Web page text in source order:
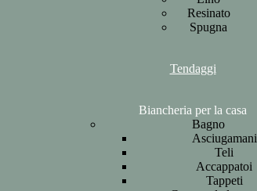
Resinato
Spugna
Tendaggi
Biancheria per la casa
Bagno
Asciugamani
Teli
Accappatoi
Tappeti